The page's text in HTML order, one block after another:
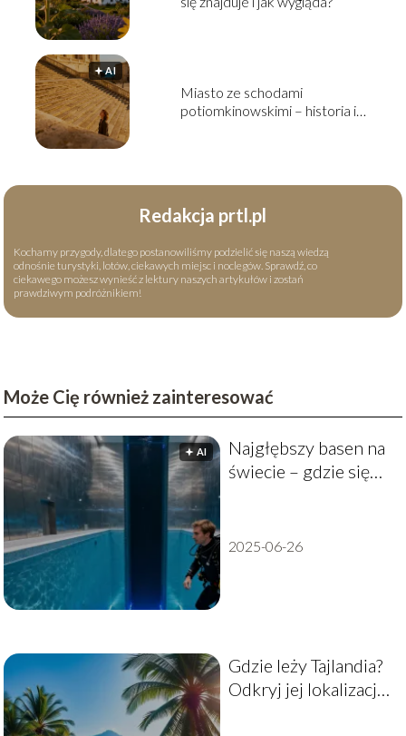
🟅 AI
Miasto ze schodami
potiomkinowskimi – historia i
Redakcja prtl.pl
Kochamy przygody, dlatego postanowiliśmy podzielić się naszą wiedzą
odnośnie turystyki, lotów, ciekawych miejsc i noclegów. Sprawdź, co
ciekawego możesz wynieść z lektury naszych artykułów i zostań
prawdziwym podróżnikiem!
Może Cię również zainteresować
🟅 AI
Najgłębszy basen na
świecie – gdzie się
2025-06-26
Gdzie leży Tajlandia?
Odkryj jej lokalizację i